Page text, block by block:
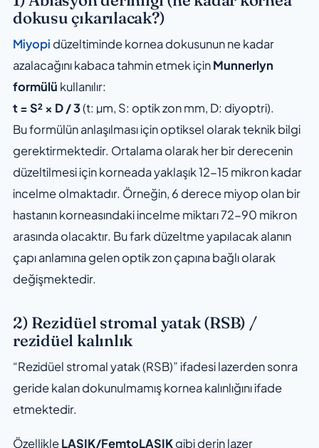
dokusu çıkarılacak?)
Miyopi düzeltiminde kornea dokusunun ne kadar
azalacağını kabaca tahmin etmek içinMunnerlyn
formülü kullanılır:
t = S² × D / 3(t: µm, S: optik zon mm, D: diyoptri).
Bu formülün anlaşılması için optiksel olarak teknik bilgi
gerektirmektedir. Ortalama olarak her bir derecenin
düzeltilmesi için korneada yaklaşık 12-15 mikron kadar
incelme olmaktadır. Örneğin, 6 derece miyop olan bir
hastanın korneasındaki incelme miktarı 72-90 mikron
arasında olacaktır. Bu fark düzeltme yapılacak alanın
çapı anlamına gelen optik zon çapına bağlı olarak
değişmektedir.
2) Rezidüel stromal yatak (RSB) /
rezidüel kalınlık
“Rezidüel stromal yatak (RSB)” ifadesi lazerden sonra
geride kalan dokunulmamış kornea kalınlığını ifade
etmektedir.
ÖzellikleLASIK/FemtoLASIKgibi derin lazer